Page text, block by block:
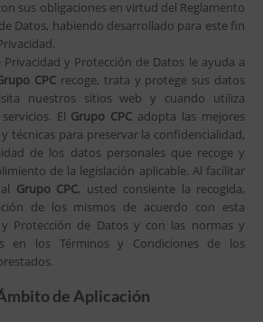
sus obligaciones en virtud del Reglamento
Datos, habiendo desarrollado para este fin
y Protección de Datos le ayuda a
CPC recoge, trata y protege sus datos
nuestros sitios web y cuando utiliza
El Grupo CPC adopta las mejores
técnicas para preservar la confidencialidad,
de los datos personales que recoge y
de la legislación aplicable. Al facilitar
Grupo CPC, usted consiente la recogida,
de los mismos de acuerdo con esta
Protección de Datos y con las normas y
en los Términos y Condiciones de los
de Aplicación